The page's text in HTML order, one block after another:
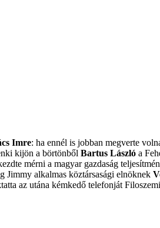
Imre: ha ennél is jobban megverte
kijön a börtönből Bartus László a
mérni a magyar gazdaság
Jimmy alkalmas köztársasági elnöknek
az utána kémkedő telefonját